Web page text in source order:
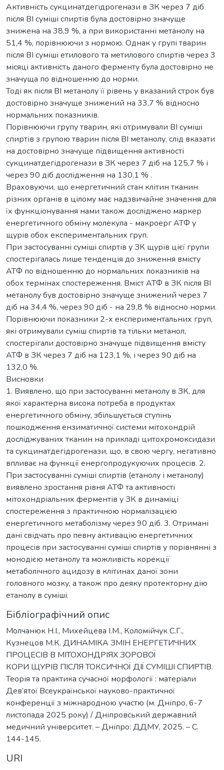
Активність сукцинатдегідрогенази в ЗК через 7 діб
після ВІ суміші спиртів була достовірно значуще
знижена на 38,9 %, а при використанні метанолу на
51,4 %, порівнюючи з нормою. Однак у групі тварин
після ВІ суміші етилового та метилового спиртів через 3
місяці активність даного ферменту була достовірно не
значуща по відношенню до норми.
Тоді як після ВІ метанолу її рівень у вказаний строк був
достовірно значуще знижений на 33,7 % відносно
нормальних показників.
Порівнюючи групу тварин, які отримували ВІ суміші
спиртів з групою тварин після ВІ метанолу, слід вказати
на достовірно значуще підвищення активності
cукцинатдегідрогенази в ЗК через 7 діб на 125,7 % і
через 90 діб дослідження на 130,1 % .
Враховуючи, що енергетичний стан клітин тканин
різних органів в цілому має надзвичайне значення для
їх функціонування нами також досліджено маркер
енергетичного обміну молекула - макроерг АТФ у
щурів обох експериментальних груп.
При застосуванні суміші спиртів у ЗК щурів цієї групи
спостерігалась лише тенденція до зниження вмісту
АТФ по відношенню до нормальних показників на
обох термінах спостереження. Вміст АТФ в ЗК після ВІ
метанолу був достовірно значуще знижений через 7
діб на 34,4 %, через 90 діб - на 29,8 % відносно норми.
Порівнюючи показники 2-х експериментальних груп,
які отримували суміш спиртів та тільки метанол,
спостерігали достовірно значуще підвищення вмісту
АТФ в ЗК через 7 діб на 123,1 %, і через 90 діб на
132,0 %.
Висновки
1. Виявлено, що при застосуванні метанолу в ЗК, для
якої характерна висока потреба в продуктах
енергетичного обміну, збільшується ступінь
пошкодження ензиматичної системи мітохондрій
досліджуваних тканин на прикладі цитохромоксидази
та сукцинатдегідрогенази, що, в свою чергу, негативно
впливає на функції енергопродукуючих процесів. 2.
При застосуванні суміші спиртів (етанолу і метанолу)
виявлено зростання рівня АТФ та активності
мітохондріальних ферментів у ЗК в динаміці
спостереження з практичною нормалізацією
енергетичного метаболізму через 90 діб. 3. Отримані
дані свідчать про певну активацію енергетичних
процесів при застосуванні суміші спиртів у порівнянні з
монодією метанолу та можливість корекції
метаболічного ацидозу в клітинах даної зони
головного мозку, а також про деяку протекторну дію
етанолу в суміші.
Бібліографічний опис
Молчанюк Н.І., Михейцева І.М., Коломійчук С.Г.,
Кузнецов М.К. ДИНАМІКА ЗМІН ЕНЕРГЕТИЧНИХ
ПРОЦЕСІВ В МІТОХОНДРІЯХ ЗОРОВОЇ
КОРИ ЩУРІВ ПІСЛЯ ТОКСИЧНОЇ ДІЇ СУМІШІ СПИРТІВ.
Теорія та практика сучасної морфології : матеріали
Дев’ятої Всеукраїнської науково-практичної
конференції з міжнародною участю (м. Дніпро, 6-7
листопада 2025 року) / Дніпровський державний
медичний університет. – Дніпро: ДДМУ, 2025. – С.
144-145.
URI